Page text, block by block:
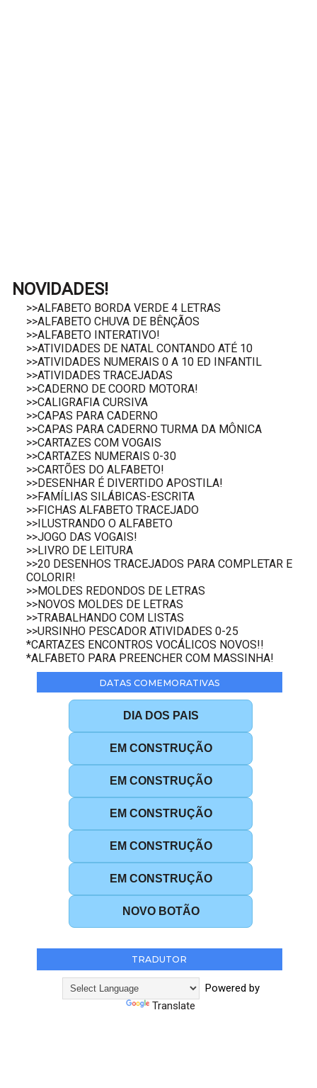
NOVIDADES!
>>ALFABETO BORDA VERDE 4 LETRAS
>>ALFABETO CHUVA DE BÊNÇÃOS
>>ALFABETO INTERATIVO!
>>ATIVIDADES DE NATAL CONTANDO ATÉ 10
>>ATIVIDADES NUMERAIS 0 A 10 ED INFANTIL
>>ATIVIDADES TRACEJADAS
>>CADERNO DE COORD MOTORA!
>>CALIGRAFIA CURSIVA
>>CAPAS PARA CADERNO
>>CAPAS PARA CADERNO TURMA DA MÔNICA
>>CARTAZES COM VOGAIS
>>CARTAZES NUMERAIS 0-30
>>CARTÕES DO ALFABETO!
>>DESENHAR É DIVERTIDO APOSTILA!
>>FAMÍLIAS SILÁBICAS-ESCRITA
>>FICHAS ALFABETO TRACEJADO
>>ILUSTRANDO O ALFABETO
>>JOGO DAS VOGAIS!
>>LIVRO DE LEITURA
>>20 DESENHOS TRACEJADOS PARA COMPLETAR E
COLORIR!
>>MOLDES REDONDOS DE LETRAS
>>NOVOS MOLDES DE LETRAS
>>TRABALHANDO COM LISTAS
>>URSINHO PESCADOR ATIVIDADES 0-25
*CARTAZES ENCONTROS VOCÁLICOS NOVOS!!
*ALFABETO PARA PREENCHER COM MASSINHA!
DATAS COMEMORATIVAS
DIA DOS PAIS
EM CONSTRUÇÃO
EM CONSTRUÇÃO
EM CONSTRUÇÃO
EM CONSTRUÇÃO
EM CONSTRUÇÃO
NOVO BOTÃO
TRADUTOR
Powered by
Translate